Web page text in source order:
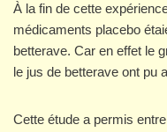
À la fin de cette
médicaments placebo
betterave. Car en effet le
le jus de betterave ont pu
Cette étude a permis